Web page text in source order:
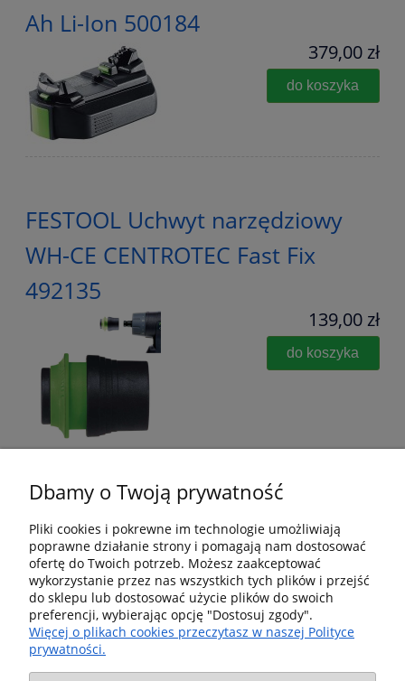
Ah Li-Ion 500184
379,00 zł
do koszyka
FESTOOL Uchwyt narzędziowy
WH-CE CENTROTEC Fast Fix
492135
139,00 zł
do koszyka
Pomoc
Dostawa i dostawa
Moje konto
Dbamy o Twoją prywatność
Pliki cookies i pokrewne im technologie umożliwiają
poprawne działanie strony i pomagają nam dostosować
ofertę do Twoich potrzeb. Możesz zaakceptować
wykorzystanie przez nas wszystkich tych plików i przejść
do sklepu lub dostosować użycie plików do swoich
preferencji, wybierając opcję "Dostosuj zgody".
Więcej o plikach cookies przeczytasz w naszej Polityce
prywatności.